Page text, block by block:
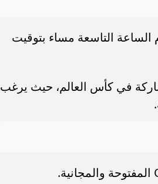
اليوم الخميس 28 مايو 2026، في تمام الساعة التاسعة مساء بتوقيت
في كأس العالم، حيث يرغب